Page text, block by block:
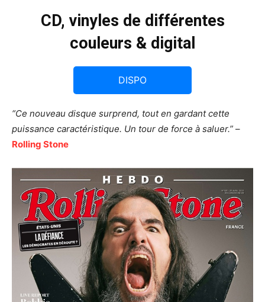
CD, vinyles de différentes
couleurs & digital
DISPO
“Ce nouveau disque surprend, tout en gardant cette
puissance caractéristique. Un tour de force à saluer.” –
Rolling Stone